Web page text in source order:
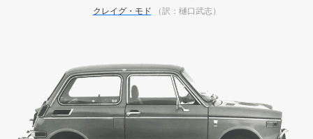
クレイグ・モド （訳：樋口武志）